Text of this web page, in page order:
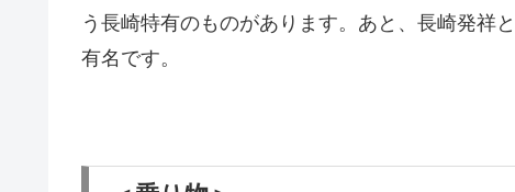
う長崎特有のものがあります。あと、長崎発祥
有名です。